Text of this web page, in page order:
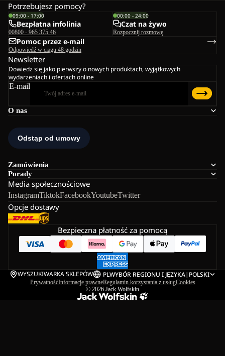
O nas
Zamówienia
Porady
Media społecznościowe
InstagramTiktokFacebookYoutubeTwitter
Opcje dostawy
Potrzebujesz pomocy?
09:00 - 17:00
Bezpłatna infolinia
00800 - 965 375 46
00:00 - 24:00
Czat na żywo
Rozpocznij rozmowę
Pomoc przez e-mail
Odpowiedź w ciągu 48 godzin
Newsletter
Dowiedz się jako pierwszy o nowych produktach, wyjątkowych
wydarzeniach i ofertach online
E-mail
Bezpieczna płatność za pomocą
WYSZUKIWARKA SKLEPÓW PLWYBÓR REGIONU I JĘZYKA| POLSKI
PrywatnośćInformacje prawneRegulamin korzystania z usługCookies
© 2026 Jack Wolfskin